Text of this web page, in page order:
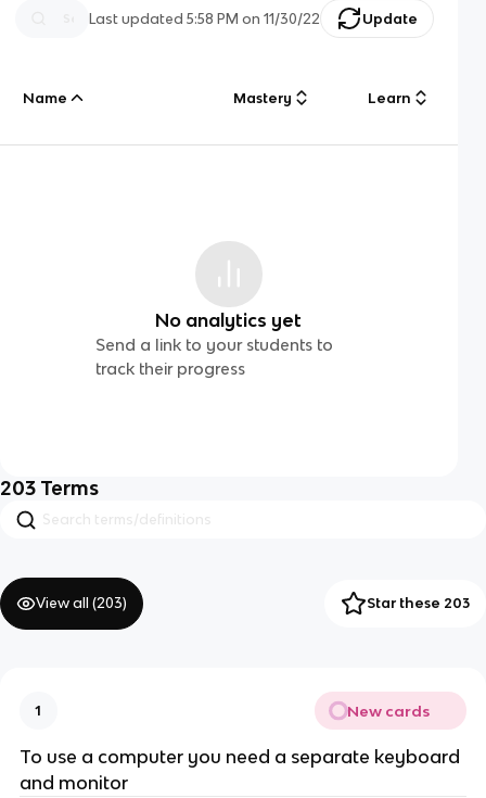
Last updated5:58 PM on 11/30/22 Update
Name Mastery Learn
No analytics yet
Send a link to your students to
track their progress
203 Terms
View all (203) Star these 203
1 New cards
To use a computer you need a separate keyboard
and monitor